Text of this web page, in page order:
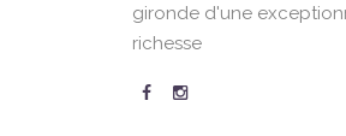
gironde d'une
richesse